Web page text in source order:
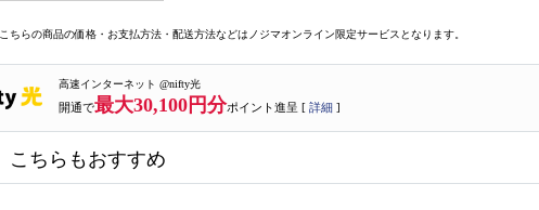
こちらの商品の価格・お支払方法・配送方法などはノジマオンライン限定サービスとなります。
高速インターネット @nifty光
開通で最大30,100円分ポイント進呈 [ 詳細 ]
こちらもおすすめ